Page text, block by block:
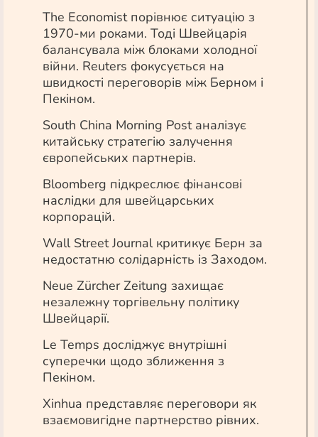
The Economist порівнює ситуацію з
1970-ми роками. Тоді Швейцарія
балансувала між блоками холодної
війни. Reuters фокусується на
швидкості переговорів між Берном і
Пекіном.
South China Morning Post аналізує
китайську стратегію залучення
європейських партнерів.
Bloomberg підкреслює фінансові
наслідки для швейцарських
корпорацій.
Wall Street Journal критикує Берн за
недостатню солідарність із Заходом.
Neue Zürcher Zeitung захищає
незалежну торгівельну політику
Швейцарії.
Le Temps досліджує внутрішні
суперечки щодо зближення з
Пекіном.
Xinhua представляє переговори як
взаємовигідне партнерство рівних.